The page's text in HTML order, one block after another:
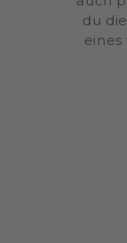
du